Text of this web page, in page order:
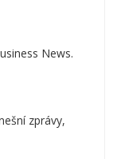
News.
zprávy,